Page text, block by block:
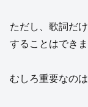
ただし、歌詞だ
することはできま
むしろ重要なの